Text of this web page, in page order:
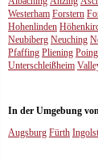
Westerham Forstern
Hohenlinden
Neubiberg Neuching
Pfaffing Pliening Poing
Unterschleißheim
In der Umgebung
Augsburg Fürth